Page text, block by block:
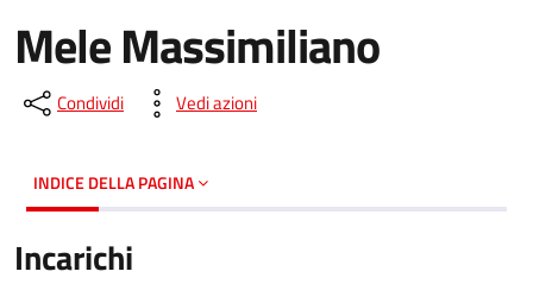
Mele Massimiliano
Condividi Vedi azioni
INDICE DELLA PAGINA
Incarichi